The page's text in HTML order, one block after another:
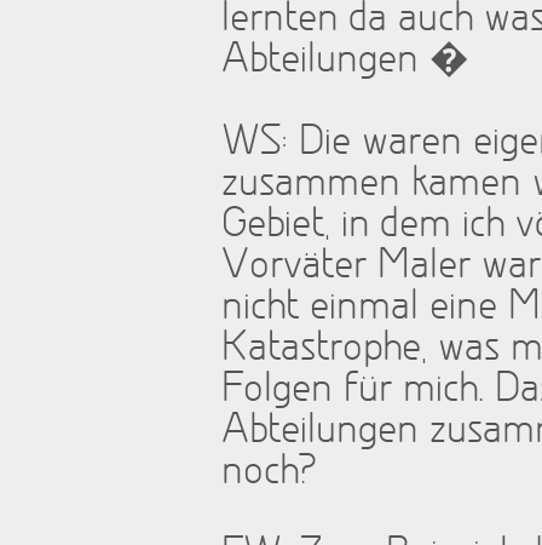
lernten da auch
Abteilungen �
WS: Die waren
zusammen kamen
Gebiet, in dem ich
Vorväter Maler
nicht einmal eine
Katastrophe, was
Folgen für mich.
Abteilungen
noch?